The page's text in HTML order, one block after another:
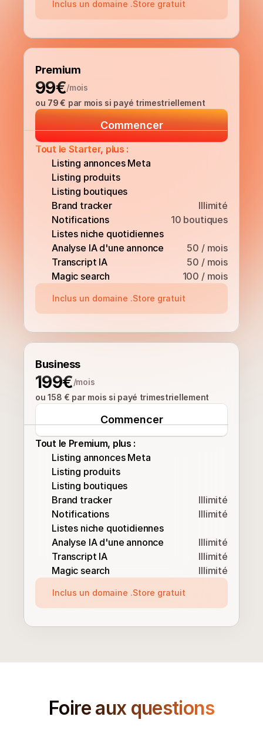
Inclus un domaine .Store gratuit
Premium
99€/mois
ou 79 € par mois si payé trimestriellement
Commencer
Tout le Starter, plus :
Listing annonces Meta
Listing produits
Listing boutiques
Brand tracker
Illimité
Notifications
10 boutiques
Listes niche quotidiennes
Analyse IA d'une annonce
50 / mois
Transcript IA
50 / mois
Magic search
100 / mois
Inclus un domaine .Store gratuit
Business
199€/mois
ou 158 € par mois si payé trimestriellement
Commencer
Tout le Premium, plus :
Listing annonces Meta
Listing produits
Listing boutiques
Brand tracker
Illimité
Notifications
Illimité
Listes niche quotidiennes
Analyse IA d'une annonce
Illimité
Transcript IA
Illimité
Magic search
Illimité
Inclus un domaine .Store gratuit
Foire aux questions